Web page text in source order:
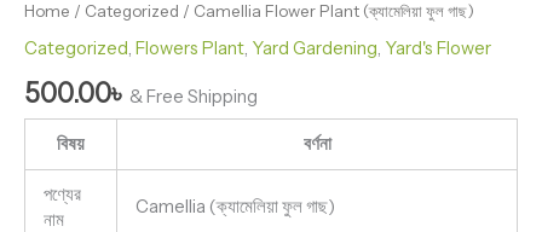
Home / Categorized / Camellia Flower Plant (ক্যামেলিয়া ফুল গাছ)
Categorized, Flowers Plant, Yard Gardening, Yard's Flower
500.00৳ & Free Shipping
বিষয় বর্ণনা
পণ্যের
নাম
Camellia (ক্যামেলিয়া ফুল গাছ)